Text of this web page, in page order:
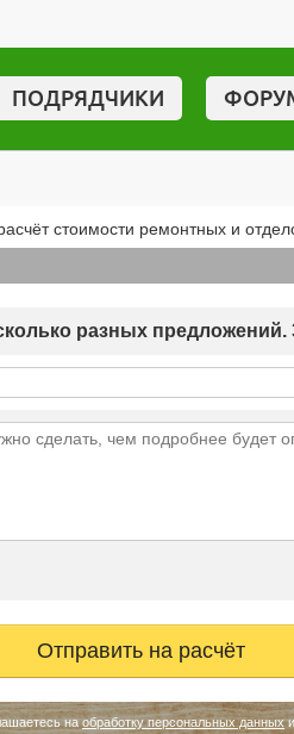
ПОДРЯДЧИКИ
стоимости ремонтных и
разных
наобработку персональных данных